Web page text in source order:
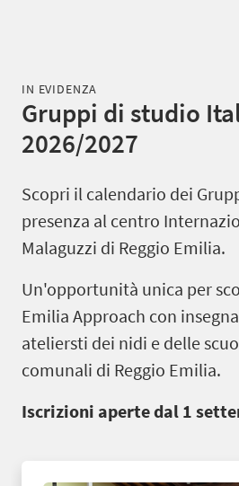
IN EVIDENZA
Gruppi di studio
2026/2027
Scopri il calendario dei
presenza al centro
Malaguzzi di Reggio Emilia.
Un'opportunità unica per
Emilia Approach con
ateliersti dei nidi e delle
comunali di Reggio Emilia.
Iscrizioni aperte dal 1